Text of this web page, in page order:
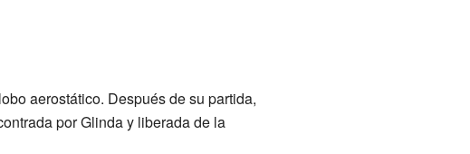
aerostático. Después de su partida,
por Glinda y liberada de la